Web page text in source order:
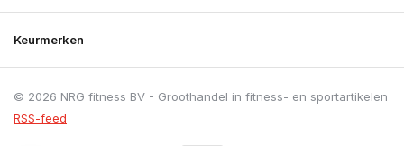
Keurmerken
© 2026 NRG fitness BV - Groothandel in fitness- en sportartikelen
RSS-feed